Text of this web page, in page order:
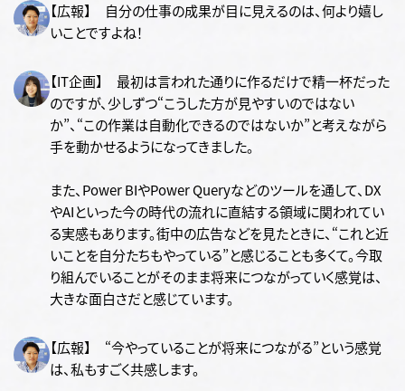
【広報】 自分の仕事の成果が目に見えるのは、何より嬉し
いことですよね！
【IT企画】 最初は言われた通りに作るだけで精一杯だった
のですが、少しずつ“こうした方が見やすいのではない
か”、“この作業は自動化できるのではないか”と考えながら
手を動かせるようになってきました。
また、Power BIやPower Queryなどのツールを通して、DX
やAIといった今の時代の流れに直結する領域に関われてい
る実感もあります。街中の広告などを見たときに、“これと近
いことを自分たちもやっている”と感じることも多くて。今取
り組んでいることがそのまま将来につながっていく感覚は、
大きな面白さだと感じています。
【広報】 “今やっていることが将来につながる”という感覚
は、私もすごく共感します。